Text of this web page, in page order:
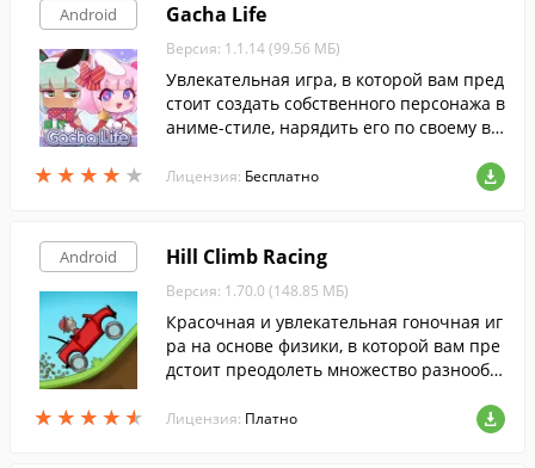
Android
★ ★ ★ ★ ★
★ ★ ★ ★ ★
Gacha Life
Версия: 1.1.14 (99.56 МБ)
Увлекательная игра, в которой вам пред
стоит создать собственного персонажа в
аниме-стиле, нарядить его по своему вк
заимодействуя с другими персонажами.
Лицензия: Бесплатно
Android
★ ★ ★ ★ ★
★ ★ ★ ★ ★
Hill Climb Racing
Версия: 1.70.0 (148.85 МБ)
Красочная и увлекательная гоночная иг
ра на основе физики, в которой вам пре
дстоит преодолеть множество разнообр
Лицензия: Платно